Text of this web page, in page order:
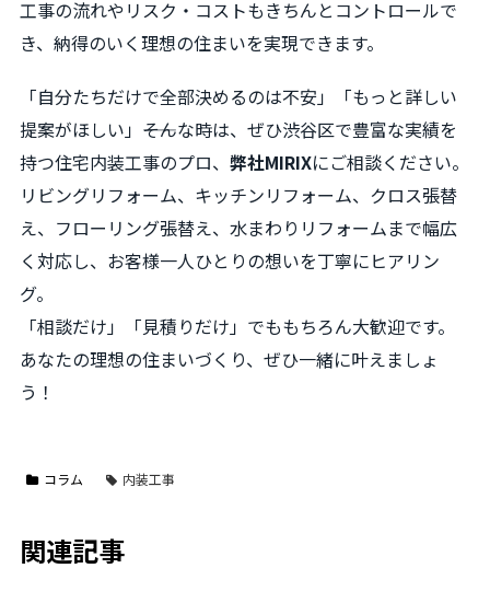
工事の流れやリスク・コストもきちんとコントロールで
き、納得のいく理想の住まいを実現できます。
「自分たちだけで全部決めるのは不安」「もっと詳しい
提案がほしい」――そんな時は、ぜひ渋谷区で豊富な実績を
持つ住宅内装工事のプロ、 弊社MIRIXにご相談ください。
リビングリフォーム、キッチンリフォーム、クロス張替
え、フローリング張替え、水まわりリフォームまで幅広
く対応し、お客様一人ひとりの想いを丁寧にヒアリン
グ。
「相談だけ」「見積りだけ」でももちろん大歓迎です。
あなたの理想の住まいづくり、ぜひ一緒に叶えましょ
う！
コラム 内装工事
関連記事